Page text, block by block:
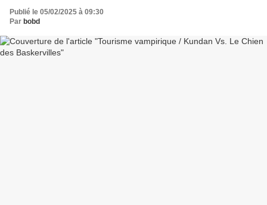
Publié le 05/02/2025 à 09:30
Par bobd